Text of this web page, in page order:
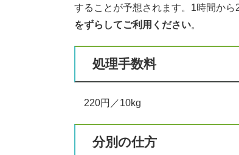
することが予想されます。1時間から
をずらしてご利用ください。
処理手数料
220円／10kg
分別の仕方